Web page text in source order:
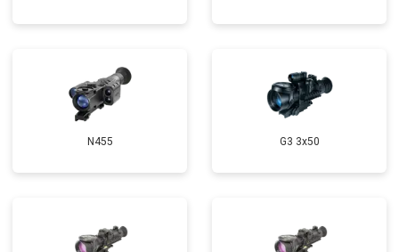
N455 G3 3x50